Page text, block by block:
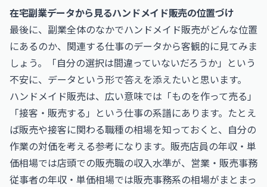
在宅副業データから見るハンドメイド販売の位置づけ
最後に、副業全体のなかでハンドメイド販売がどんな位置
にあるのか、関連する仕事のデータから客観的に見てみま
しょう。「自分の選択は間違っていないだろうか」という
不安に、データという形で答えを添えたいと思います。
ハンドメイド販売は、広い意味では「ものを作って売る」
「接客・販売する」という仕事の系譜にあります。たとえ
ば販売や接客に関わる職種の相場を知っておくと、自分の
作業の対価を考える参考になります。 販売店員の年収・単
価相場では店頭での販売職の収入水準が、 営業・販売事務
従事者の年収・単価相場では販売事務系の相場がまとまっ